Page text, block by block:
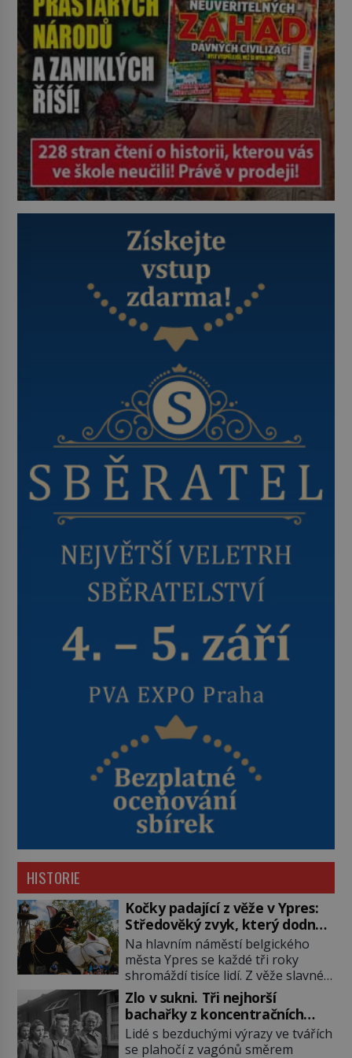
HISTORIE
Kočky padající z věže v Ypres:
Středověký zvyk, který dodnes
budí rozpaky
Na hlavním náměstí belgického
města Ypres se každé tři roky
shromáždí tisíce lidí. Z věže slavné
tržnice létají do davu kočky, diváci
jásají a snaží se je chytit. Naštěstí
už nejde o živá zvířata, ale jenom o
plyšové suvenýry. Kdysi to ale bylo
jinak. Tato veselá podívaná
Zlo v sukni. Tři nejhorší
bachařky z koncentračních
táborů
Lidé s bezduchými výrazy ve tvářích
se plahočí z vagónů směrem